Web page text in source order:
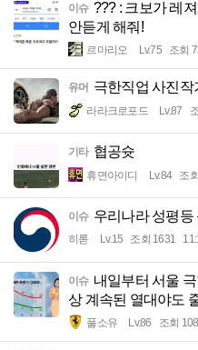
이슈 ??? : 크보가 레
안듣게 해줘!
르마리오 Lv.75 조회
유머 극한직업 사진작
라라크로포드 Lv.87
기타 협공슛
휴면아이디 Lv.84 조
이슈 우리나라 성평등
히롣 Lv.15 조회 1631
이슈 내일부터 서울
상 계속된 열대야도
풀소유 Lv.86 조회